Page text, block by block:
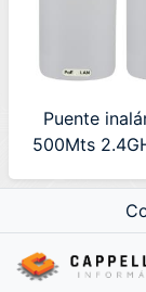
Puente
500Mts